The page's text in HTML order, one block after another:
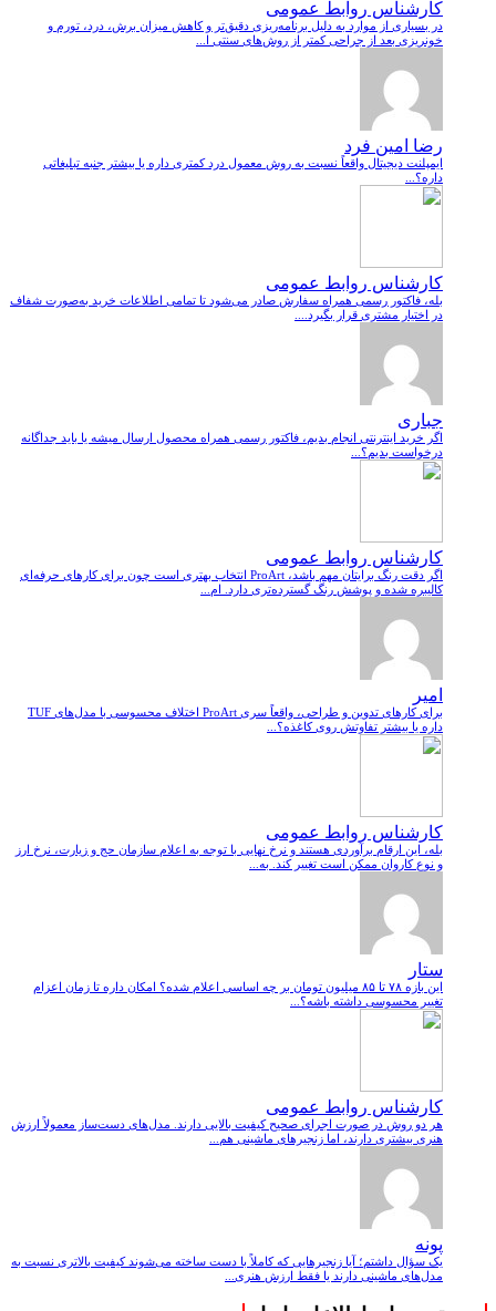
کارشناس روابط عمومی
در بسیاری از موارد به دلیل برنامه‌ریزی دقیق‌تر و کاهش میزان برش، درد، تورم و
خونریزی بعد از جراحی کمتر از روش‌های سنتی ا...
رضا امین فرد
ایمپلنت دیجیتال واقعاً نسبت به روش معمول درد کمتری داره یا بیشتر جنبه تبلیغاتی
داره؟...
کارشناس روابط عمومی
بله، فاکتور رسمی همراه سفارش صادر می‌شود تا تمامی اطلاعات خرید به‌صورت شفاف
در اختیار مشتری قرار بگیرد....
جباری
اگر خرید اینترنتی انجام بدیم، فاکتور رسمی همراه محصول ارسال میشه یا باید جداگانه
درخواست بدیم؟...
کارشناس روابط عمومی
اگر دقت رنگ برایتان مهم باشد، ProArt انتخاب بهتری است چون برای کارهای حرفه‌ای
کالیبره شده و پوشش رنگ گسترده‌تری دارد. ام...
امیر
برای کارهای تدوین و طراحی، واقعاً سری ProArt اختلاف محسوسی با مدل‌های TUF
داره یا بیشتر تفاوتش روی کاغذه؟...
کارشناس روابط عمومی
بله، این ارقام برآوردی هستند و نرخ نهایی با توجه به اعلام سازمان حج و زیارت، نرخ ارز
و نوع کاروان ممکن است تغییر کند. به...
ستار
این بازه ۷۸ تا ۸۵ میلیون تومان بر چه اساسی اعلام شده؟ امکان داره تا زمان اعزام
تغییر محسوسی داشته باشه؟...
کارشناس روابط عمومی
هر دو روش در صورت اجرای صحیح کیفیت بالایی دارند. مدل‌های دست‌ساز معمولاً ارزش
هنری بیشتری دارند، اما زنجیرهای ماشینی هم...
پونه
یک سؤال داشتم؛ آیا زنجیرهایی که کاملاً با دست ساخته می‌شوند کیفیت بالاتری نسبت به
مدل‌های ماشینی دارند یا فقط ارزش هنری...